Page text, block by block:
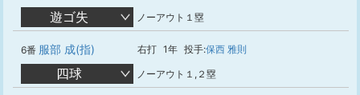
遊ゴ失 ノーアウト１塁
6番 服部 成(指) 右打 1年 投手:保西 雅則
四球 ノーアウト１,２塁